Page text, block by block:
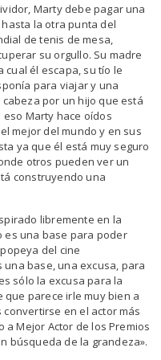
Marty debe pagar una
la otra punta del
de tenis de mesa,
su orgullo. Su madre
él escapa, su tío le
para viajar y una
por un hijo que está
Marty hace oídos
mejor del mundo y en sus
ya que él está muy seguro
otros pueden ver un
construyendo una
libremente en la
es una base para poder
del cine
una base, una excusa, para
sólo la excusa para la
parece irle muy bien a
en el actor más
Mejor Actor de los Premios
búsqueda de la grandeza».